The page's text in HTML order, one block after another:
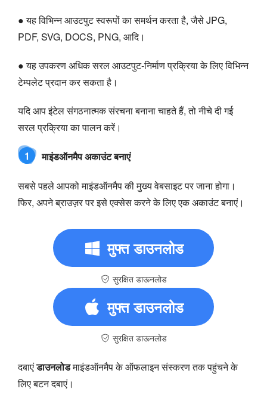
● यह विभिन्न आउटपुट स्वरूपों का समर्थन करता है, जैसे JPG,
PDF, SVG, DOCS, PNG, आदि।
● यह उपकरण अधिक सरल आउटपुट-निर्माण प्रक्रिया के लिए विभिन्न
टेम्पलेट प्रदान कर सकता है।
यदि आप इंटेल संगठनात्मक संरचना बनाना चाहते हैं, तो नीचे दी गई
सरल प्रक्रिया का पालन करें।
1 माइंडऑनमैप अकाउंट बनाएं
सबसे पहले आपको माइंडऑनमैप की मुख्य वेबसाइट पर जाना होगा।
फिर, अपने ब्राउज़र पर इसे एक्सेस करने के लिए एक अकाउंट बनाएं।
मुफ्त डाउनलोड
सुरक्षित डाऊनलोड
मुफ्त डाउनलोड
सुरक्षित डाऊनलोड
दबाएंडाउनलोडमाइंडऑनमैप के ऑफलाइन संस्करण तक पहुंचने के
लिए बटन दबाएं।